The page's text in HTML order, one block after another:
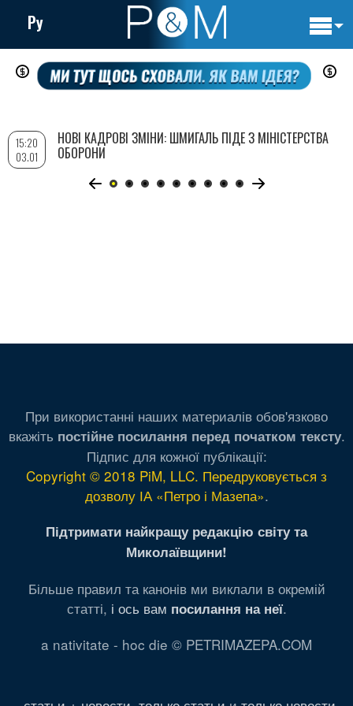
Перейти
до
вмісту
Ру
15:20
03.01
НОВІ КАДРОВІ ЗМІНИ: ШМИГАЛЬ ПІДЕ З МІНІСТЕРСТВА
ОБОРОНИ
При використанні наших материалів обов'язково
вкажіть постійне посилання перед початком тексту.
Підпис для кожної публікації:
Copyright © 2018 PiM, LLC. Передруковується з
дозволу ІА «Петро і Мазепа».
Підтримати найкращу редакцію світу та
Миколаївщини!
Більше правил та канонів ми виклали в окремій
статті, і ось вам посилання на неї.
a nativitate - hoc die © PETRIMAZEPA.COM